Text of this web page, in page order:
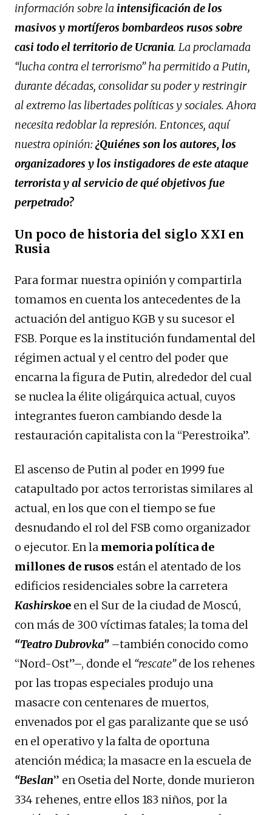
información sobre la intensificación de los
masivos y mortíferos bombardeos rusos sobre
casi todo el territorio de Ucrania. La proclamada
“lucha contra el terrorismo” ha permitido a Putin,
durante décadas, consolidar su poder y restringir
al extremo las libertades políticas y sociales. Ahora
necesita redoblar la represión. Entonces, aquí
nuestra opinión:¿Quiénes son los autores, los
organizadores y los instigadores de este ataque
terrorista y al servicio de qué objetivos fue
perpetrado?
Un poco de historia del siglo XXI en
Rusia
Para formar nuestra opinión y compartirla
tomamos en cuenta los antecedentes de la
actuación del antiguo KGB y su sucesor el
FSB. Porque es la institución fundamental del
régimen actual y el centro del poder que
encarna la figura de Putin, alrededor del cual
se nuclea la élite oligárquica actual, cuyos
integrantes fueron cambiando desde la
restauración capitalista con la “Perestroika”.
El ascenso de Putin al poder en 1999 fue
catapultado por actos terroristas similares al
actual, en los que con el tiempo se fue
desnudando el rol del FSB como organizador
o ejecutor. En la memoria política de
millones de rusos están el atentado de los
edificios residenciales sobre la carretera
Kashirskoe en el Sur de la ciudad de Moscú,
con más de 300 víctimas fatales; la toma del
“Teatro Dubrovka”–también conocido como
“Nord-Ost”–, donde el “rescate”de los rehenes
por las tropas especiales produjo una
masacre con centenares de muertos,
envenados por el gas paralizante que se usó
en el operativo y la falta de oportuna
atención médica; la masacre en la escuela de
“Beslan” en Osetia del Norte, donde murieron
334 rehenes, entre ellos 183 niños, por la